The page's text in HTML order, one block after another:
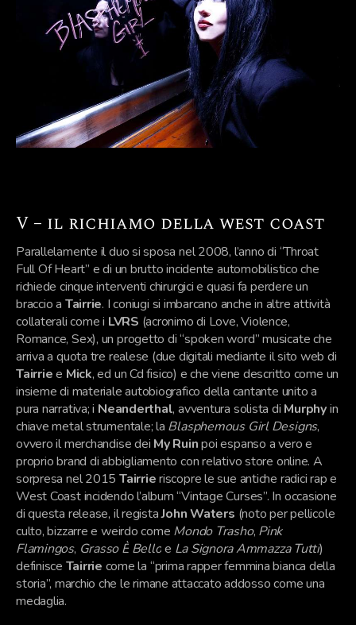
V – il richiamo della west coast
Parallelamente il duo si sposa nel 2008, l’anno di “Throat
Full Of Heart” e di un brutto incidente automobilistico che
richiede cinque interventi chirurgici e quasi fa perdere un
braccio a Tairrie. I coniugi si imbarcano anche in altre attività
collaterali come i LVRS (acronimo di Love, Violence,
Romance, Sex), un progetto di “spoken word” musicate che
arriva a quota tre realese (due digitali mediante il sito web di
Tairriee Mick, ed un Cd fisico) e che viene descritto come un
insieme di materiale autobiografico della cantante unito a
pura narrativa; i Neanderthal, avventura solista di Murphyin
chiave metal strumentale; la Blasphemous Girl Designs,
ovvero il merchandise dei My Ruinpoi espanso a vero e
proprio brand di abbigliamento con relativo store online. A
sorpresa nel 2015 Tairrieriscopre le sue antiche radici rap e
West Coast incidendo l’album “Vintage Curses”. In occasione
di questa release, il registaJohn Waters (noto per pellicole
culto, bizzarre e weirdo come Mondo Trasho, Pink
Flamingos, GrassoÈBelloe La Signora Ammazza Tutti)
definisce Tairrie come la “prima rapper femmina bianca della
storia”, marchio che le rimane attaccato addosso come una
medaglia.